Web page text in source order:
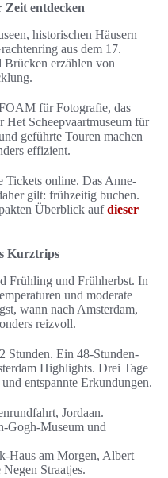
entdecken
historischen Häusern
aus dem 17.
Brücken erzählen von
für Fotografie, das
Het Scheepvaartmuseum für
geführte Touren machen
effizient.
Tickets online. Das Anne-
gilt: frühzeitig buchen.
Überblick aufdieser
Kurztrips
Frühling und Frühherbst. In
und moderate
wann nach Amsterdam,
reizvoll.
Stunden. Ein 48-Stunden-
Highlights. Drei Tage
entspannte Erkundungen.
Jordaan.
Gogh-Museum und
Haus am Morgen, Albert
Straatjes.